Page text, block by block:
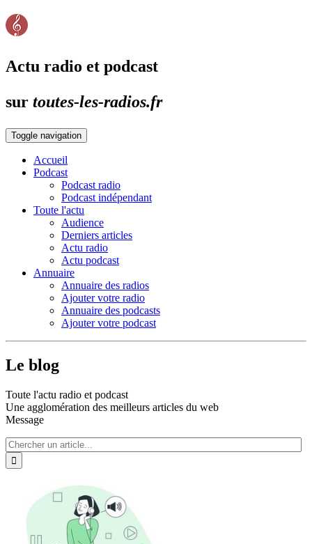
Actu radio et podcast
sur toutes-les-radios.fr
Toggle navigation
Accueil
Podcast
Podcast radio
Podcast indépendant
Toute l'actu
Audience
Derniers articles
Actu radio
Actu podcast
Annuaire
Annuaire des radios
Ajouter votre radio
Annuaire des podcasts
Ajouter votre podcast
Le blog
Toute l'actu radio et podcast
Une agglomération des meilleurs articles du web
Message